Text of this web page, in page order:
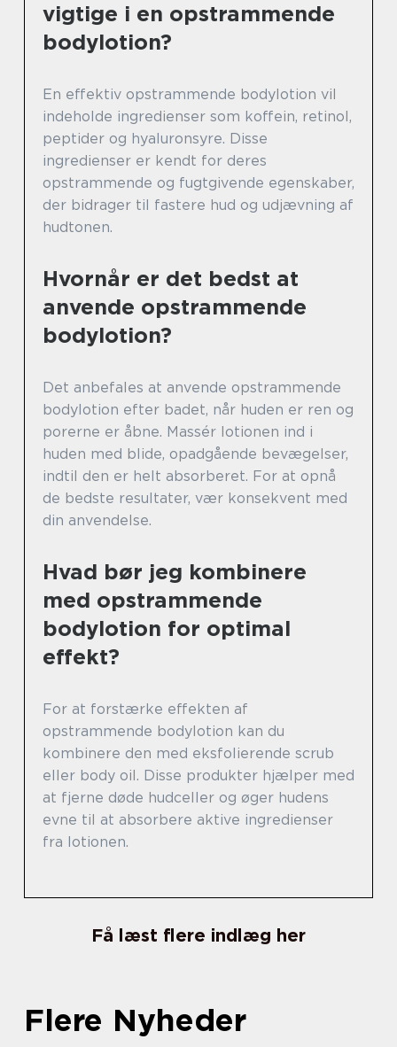
vigtige i en opstrammende
bodylotion?
En effektiv opstrammende bodylotion vil
indeholde ingredienser som koffein, retinol,
peptider og hyaluronsyre. Disse
ingredienser er kendt for deres
opstrammende og fugtgivende egenskaber,
der bidrager til fastere hud og udjævning af
hudtonen.
Hvornår er det bedst at
anvende opstrammende
bodylotion?
Det anbefales at anvende opstrammende
bodylotion efter badet, når huden er ren og
porerne er åbne. Massér lotionen ind i
huden med blide, opadgående bevægelser,
indtil den er helt absorberet. For at opnå
de bedste resultater, vær konsekvent med
din anvendelse.
Hvad bør jeg kombinere
med opstrammende
bodylotion for optimal
effekt?
For at forstærke effekten af
opstrammende bodylotion kan du
kombinere den med eksfolierende scrub
eller body oil. Disse produkter hjælper med
at fjerne døde hudceller og øger hudens
evne til at absorbere aktive ingredienser
fra lotionen.
Få læst flere indlæg her
Flere Nyheder